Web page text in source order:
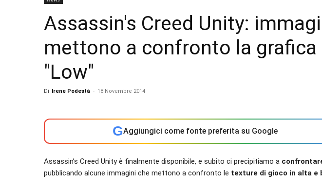
Assassin's Creed Unity:
mettono a confronto la grafica
"Low"
Di Irene Podestà - 18 Novembre 2014
GAggiungici come fonte preferita su Google
Assassin’s Creed Unity è finalmente disponibile, e subito ci precipitiamo a
pubblicando alcune immagini che mettono a confronto le texture di gioco in alta e